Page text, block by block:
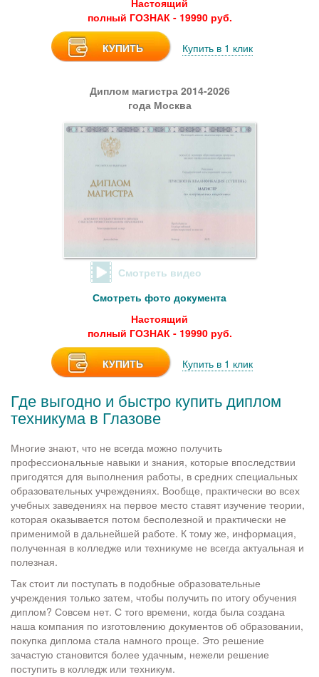
Настоящий
полный ГОЗНАК - 19990 руб.
КУПИТЬ Купить в 1 клик
Диплом магистра 2014-2026
года Москва
Смотреть видео
Смотреть фото документа
Настоящий
полный ГОЗНАК - 19990 руб.
КУПИТЬ Купить в 1 клик
Где выгодно и быстро купить диплом
техникума в Глазове
Многие знают, что не всегда можно получить
профессиональные навыки и знания, которые впоследствии
пригодятся для выполнения работы, в средних специальных
образовательных учреждениях. Вообще, практически во всех
учебных заведениях на первое место ставят изучение теории,
которая оказывается потом бесполезной и практически не
применимой в дальнейшей работе. К тому же, информация,
полученная в колледже или техникуме не всегда актуальная и
полезная.
Так стоит ли поступать в подобные образовательные
учреждения только затем, чтобы получить по итогу обучения
диплом? Совсем нет. С того времени, когда была создана
наша компания по изготовлению документов об образовании,
покупка диплома стала намного проще. Это решение
зачастую становится более удачным, нежели решение
поступить в колледж или техникум.